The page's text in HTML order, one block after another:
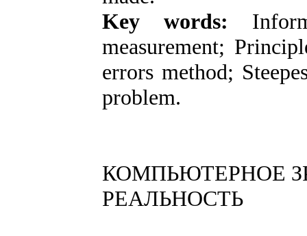
Key words:
measurement;
errors method;
problem.
КОМПЬЮТЕРНОЕ
РЕАЛЬНОСТЬ